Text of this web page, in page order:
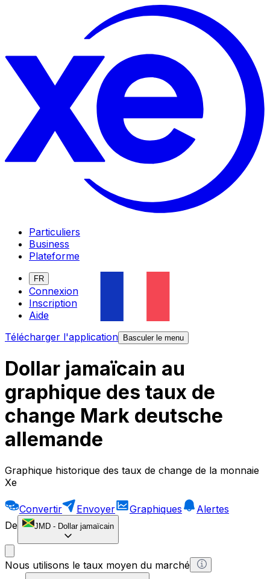
Particuliers
Business
Plateforme
FR
Connexion
Inscription
Aide
Télécharger l'application
Basculer le menu
Dollar jamaïcain au
graphique des taux de
change Mark deutsche
allemande
Graphique historique des taux de change de la monnaie
Xe
Convertir Envoyer Graphiques
Alertes
De
JMD - Dollar jamaïcain
Nous utilisons le taux moyen du marché